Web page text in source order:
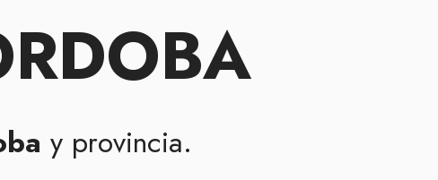
y provincia.